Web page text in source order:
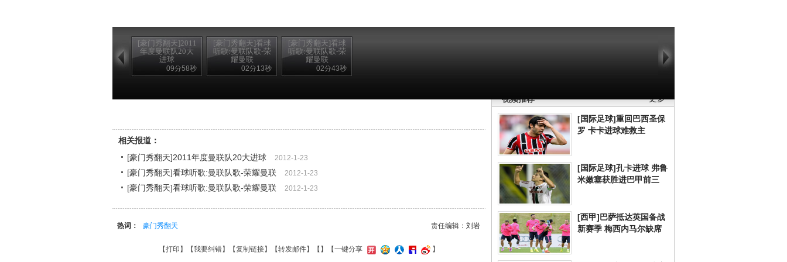
[豪门秀翻天]2011
年度曼联队20大
进球
09分58秒
[豪门秀翻天]看球
听歌:曼联队歌-荣
耀曼联
02分13秒
[豪门秀翻天]看球
听歌:曼联队歌-荣
耀曼联
02分43秒
更多
视频推荐
[国际足球]重回巴西圣保
罗 卡卡进球难救主
[国际足球]孔卡进球 弗鲁
米嫩塞获胜进巴甲前三
[西甲]巴萨抵达英国备战
新赛季 梅西内马尔缺席
相关报道：
[豪门秀翻天]2011年度曼联队20大进球
2012-1-23
[豪门秀翻天]看球听歌:曼联队歌-荣耀曼联 2012-1-23
[豪门秀翻天]看球听歌:曼联队歌-荣耀曼联 2012-1-23
责任编辑：刘岩
热词： 豪门秀翻天
【打印 】【我要纠错】【复制链接】【转发邮件】【 】 【一键分享 】